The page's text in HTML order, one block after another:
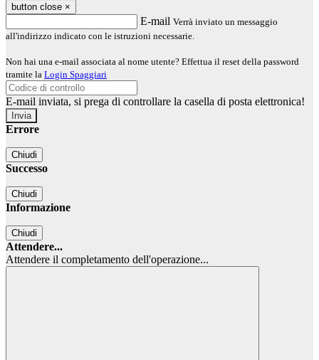
button close ×
E-mail Verrà inviato un messaggio
all'indirizzo indicato con le istruzioni necessarie.
Non hai una e-mail associata al nome utente? Effettua il reset della password
tramite la Login Spaggiari
E-mail inviata, si prega di controllare la casella di posta elettronica!
Errore
Chiudi
Successo
Chiudi
Informazione
Chiudi
Attendere...
Attendere il completamento dell'operazione...